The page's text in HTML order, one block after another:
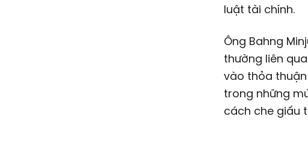
luật tài chính.
Ông Bahng
thường liên
vào thỏa thuận
trong những
cách che giấu